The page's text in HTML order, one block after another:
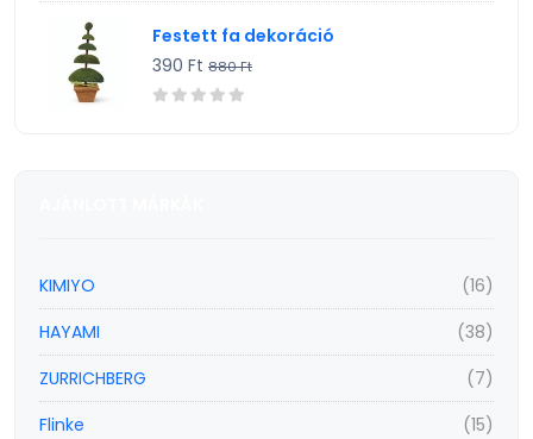
Festett fa dekoráció
390 Ft 880 Ft
KIMIYO
(16)
HAYAMI
(38)
ZURRICHBERG
(7)
Flinke
(15)